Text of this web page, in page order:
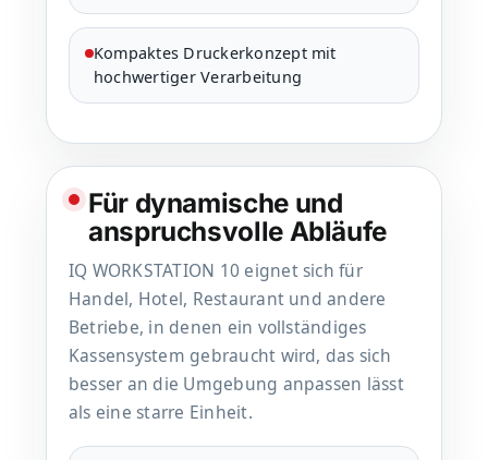
Kompaktes Druckerkonzept mit
hochwertiger Verarbeitung
Für dynamische und
anspruchsvolle Abläufe
IQ WORKSTATION 10 eignet sich für
Handel, Hotel, Restaurant und andere
Betriebe, in denen ein vollständiges
Kassensystem gebraucht wird, das sich
besser an die Umgebung anpassen lässt
als eine starre Einheit.